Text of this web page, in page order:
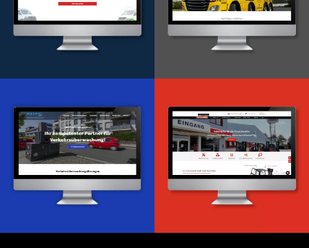
WordPress Entwicklung
Webdesign & -entwicklung